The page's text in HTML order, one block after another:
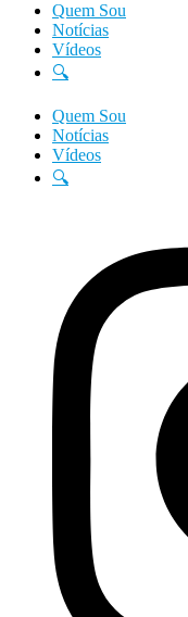
Quem Sou
Notícias
Vídeos
🔍
Quem Sou
Notícias
Vídeos
🔍